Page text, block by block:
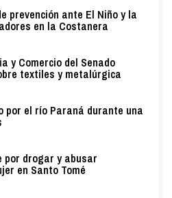
prevención ante El Niño y la
en la Costanera
y Comercio del Senado
textiles y metalúrgica
por el río Paraná durante una
por drogar y abusar
en Santo Tomé